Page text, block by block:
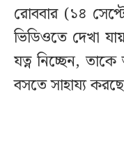
রোববার (১৪
ভিডিওতে দেখা
যত্ন নিচ্ছেন,
বসতে সাহায্য